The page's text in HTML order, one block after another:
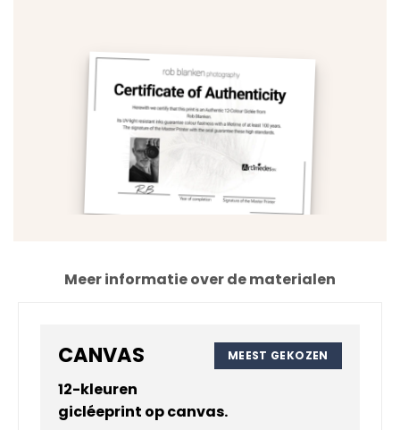
Meer informatie over de materialen
MEEST GEKOZEN
CANVAS
12-kleuren
gicléeprint opcanvas.